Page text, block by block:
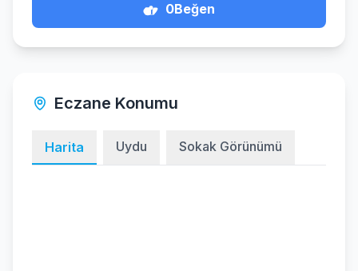
0Beğen
Eczane Konumu
Harita Uydu Sokak Görünümü